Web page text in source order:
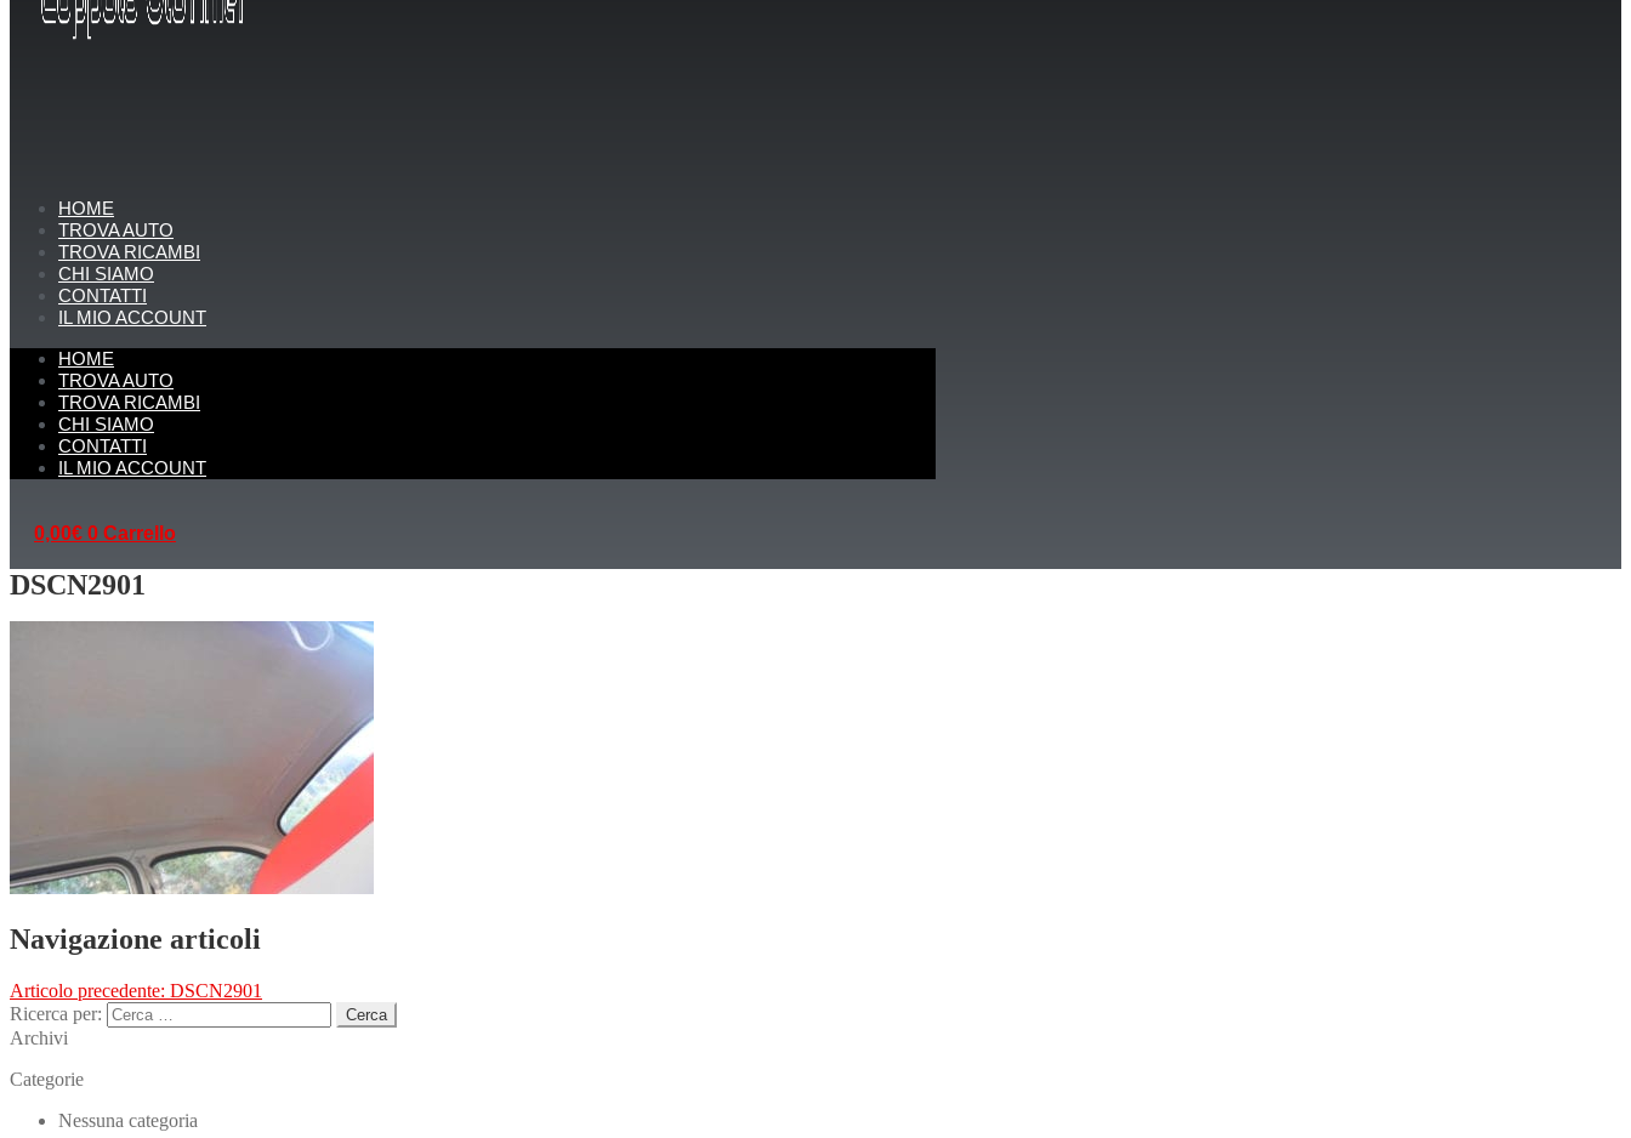
HOME
TROVA AUTO
TROVA RICAMBI
CHI SIAMO
CONTATTI
IL MIO ACCOUNT
HOME
TROVA AUTO
TROVA RICAMBI
CHI SIAMO
CONTATTI
IL MIO ACCOUNT
0,00€ 0 Carrello
DSCN2901
Navigazione articoli
Articolo precedente: DSCN2901
Ricerca per:
Archivi
Categorie
Nessuna categoria